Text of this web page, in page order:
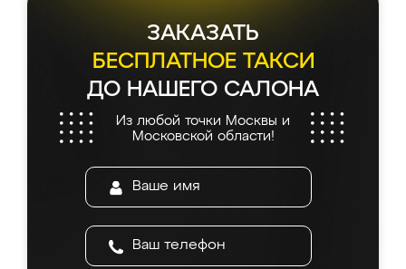
ЗАКАЗАТЬ
БЕСПЛАТНОЕ ТАКСИ
ДО НАШЕГО САЛОНА
Из любой точки Москвы и
Московской области!